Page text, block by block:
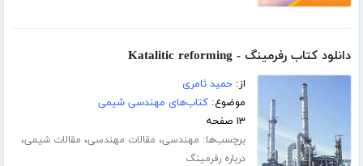
دانلود کتاب رفرمینگ - Katalitic reforming
از:حمید ثامری
موضوع:کتاب‌های مهندسی شیمی
۱۳ صفحه
برچسب‌ها: مهندسی، مقالات مهندسی، مقالات شیمی،
درباره رفرمینگ